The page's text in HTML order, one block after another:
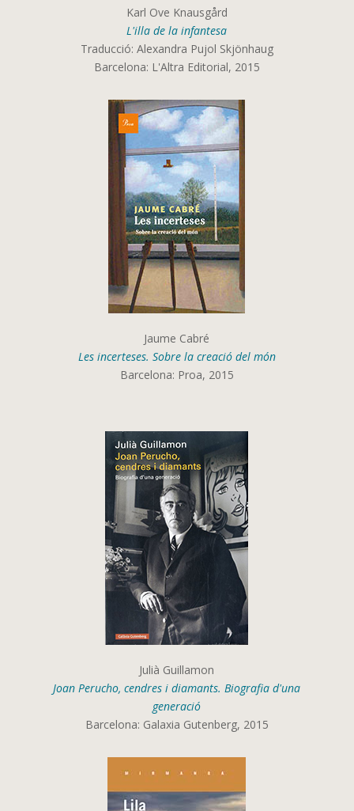
Karl Ove Knausgård
L'illa de la infantesa
Traducció: Alexandra Pujol Skjönhaug
Barcelona: L'Altra Editorial, 2015
Jaume Cabré
Les incerteses. Sobre la creació del món
Barcelona: Proa, 2015
Julià Guillamon
Joan Perucho, cendres i diamants. Biografia d'una
generació
Barcelona: Galaxia Gutenberg, 2015